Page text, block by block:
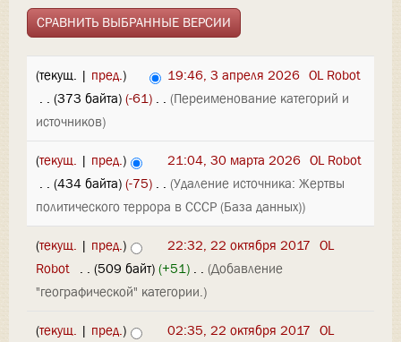
(текущ. | пред.) 19:46, 3 апреля 2026 OL Robot
. . (373 байта) (-61) . . (Переименование категорий и
источников)
(текущ. | пред.) 21:04, 30 марта 2026 OL Robot
. . (434 байта) (-75) . . (Удаление источника: Жертвы
политического террора в СССР (База данных))
(текущ. | пред.) 22:32, 22 октября 2017 OL
Robot . . (509 байт) (+51) . . (Добавление
"географической" категории.)
(текущ. | пред.) 02:35, 22 октября 2017 OL